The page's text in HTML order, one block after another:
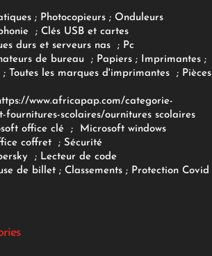
; Photocopieurs; Onduleurs
; Clés USB et cartes
durs et serveurs nas ; Pc
de bureau ; Papiers; Imprimantes;
; Toutes les marques d'imprimantes ; Pièces
www.africapap.com/categorie-
fournitures-scolaires/ournitures scolaires
office clé ;
Microsoft windows
coffret ; Sécurité
; Lecteur de code
de billet; Classements ; Protection Covid